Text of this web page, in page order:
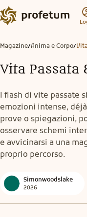
Magazine/Anima e Corpo/
Vita Passata
I flash di vite passate
emozioni intense,
prove o spiegazioni,
osservare schemi
e avvicinarsi a una
proprio percorso.
Simonwoodslake
2026